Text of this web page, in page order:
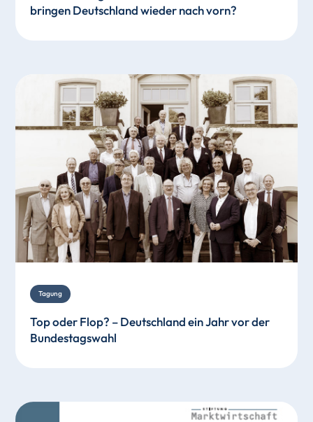
bringen Deutschland wieder nach vorn?
Tagung
Top oder Flop? – Deutschland ein Jahr vor der
Bundestagswahl